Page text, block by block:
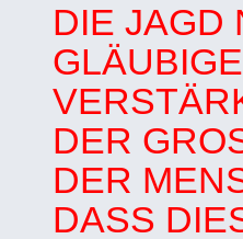
DIE JAGD
DER
DER
DASS